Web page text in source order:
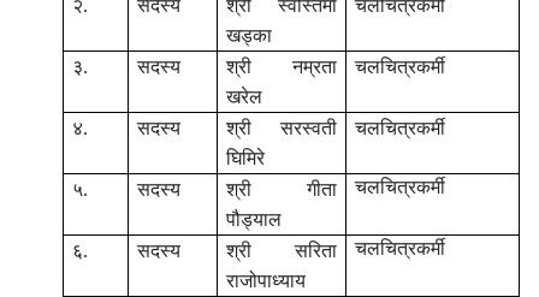
२. सदस्य
श्री स्वस्तिमा
खड्‍का
चलचित्रकर्मी
३. सदस्य
श्री नम्रता
खरेल
चलचित्रकर्मी
४. सदस्य
श्री सरस्वती
घिमिरे
चलचित्रकर्मी
५. सदस्य
श्री गीता
पौड्याल
चलचित्रकर्मी
६. सदस्य
श्री सरिता
राजोपाध्याय
चलचित्रकर्मी